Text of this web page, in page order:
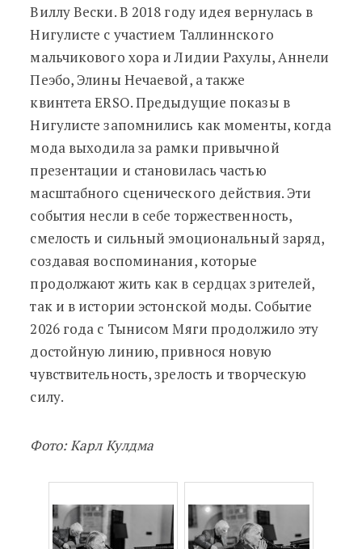
Виллу Вески. В 2018 году идея вернулась в
Нигулисте с участием Таллиннского
мальчикового хора и Лидии Рахулы, Аннели
Пеэбо, Элины Нечаевой, а также
квинтета ERSO. Предыдущие показы в
Нигулисте запомнились как моменты, когда
мода выходила за рамки привычной
презентации и становилась частью
масштабного сценического действия. Эти
события несли в себе торжественность,
смелость и сильный эмоциональный заряд,
создавая воспоминания, которые
продолжают жить как в сердцах зрителей,
так и в истории эстонской моды. Событие
2026 года с Тынисом Мяги продолжило эту
достойную линию, привнося новую
чувствительность, зрелость и творческую
силу.
Фото: Карл Кулдма